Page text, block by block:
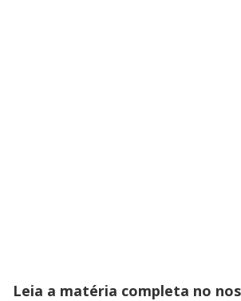
Leia a matéria completa no